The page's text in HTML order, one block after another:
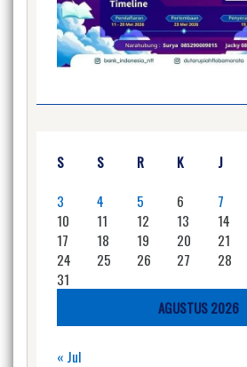
AGUSTUS 2026
S S R K J
3
4 5 6 7
10
11 12 13 14
17
18 19 20 21
24
25 26 27 28
31
« Jul